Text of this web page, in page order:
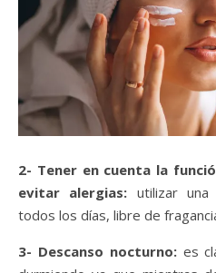
2- Tener en cuenta la
evitar alergias: utilizar una
todos los días, libre de
3- Descanso nocturno: es